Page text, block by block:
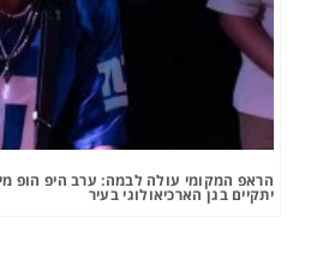
הראפ המקומי עולה לבמה: ערב היפ הופ
יתקיים בגן הארכיאולוגי בעיר